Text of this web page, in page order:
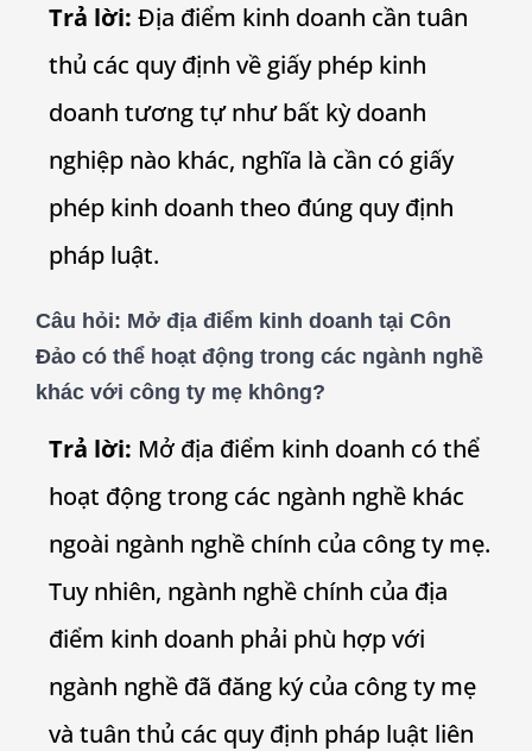
Trả lời: Địa điểm kinh doanh cần tuân
thủ các quy định về giấy phép kinh
doanh tương tự như bất kỳ doanh
nghiệp nào khác, nghĩa là cần có giấy
phép kinh doanh theo đúng quy định
pháp luật.
Câu hỏi: Mở địa điểm kinh doanh tại Côn
Đảo có thể hoạt động trong các ngành nghề
khác với công ty mẹ không?
Trả lời: Mở địa điểm kinh doanh có thể
hoạt động trong các ngành nghề khác
ngoài ngành nghề chính của công ty mẹ.
Tuy nhiên, ngành nghề chính của địa
điểm kinh doanh phải phù hợp với
ngành nghề đã đăng ký của công ty mẹ
và tuân thủ các quy định pháp luật liên